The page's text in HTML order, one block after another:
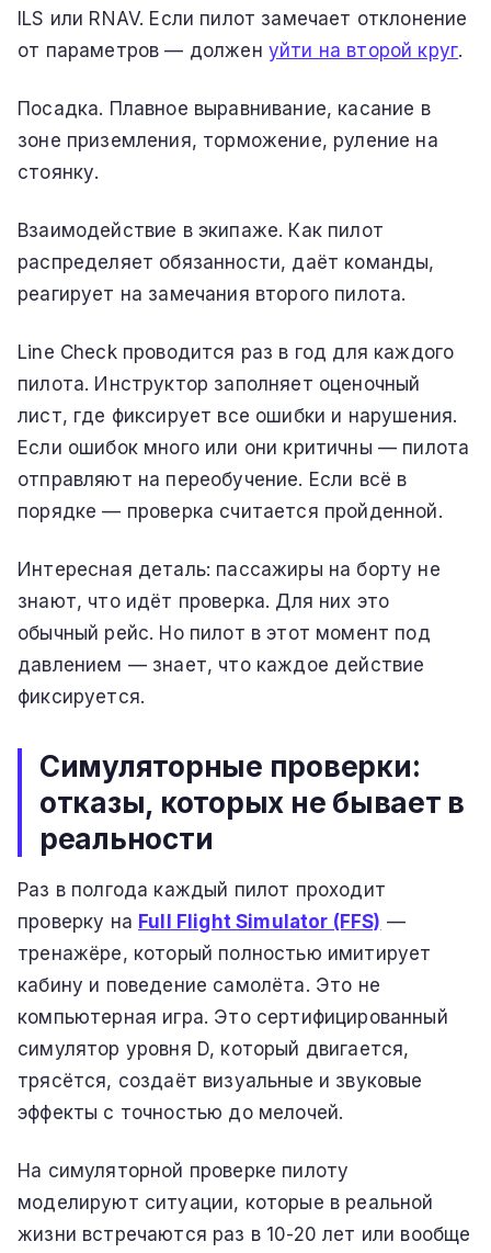
ILS или RNAV. Если пилот замечает отклонение
от параметров — должен уйти на второй круг.
Посадка. Плавное выравнивание, касание в
зоне приземления, торможение, руление на
стоянку.
Взаимодействие в экипаже. Как пилот
распределяет обязанности, даёт команды,
реагирует на замечания второго пилота.
Line Check проводится раз в год для каждого
пилота. Инструктор заполняет оценочный
лист, где фиксирует все ошибки и нарушения.
Если ошибок много или они критичны — пилота
отправляют на переобучение. Если всё в
порядке — проверка считается пройденной.
Интересная деталь: пассажиры на борту не
знают, что идёт проверка. Для них это
обычный рейс. Но пилот в этот момент под
давлением — знает, что каждое действие
фиксируется.
Симуляторные проверки:
отказы, которых не бывает в
реальности
Раз в полгода каждый пилот проходит
проверку на Full Flight Simulator (FFS) —
тренажёре, который полностью имитирует
кабину и поведение самолёта. Это не
компьютерная игра. Это сертифицированный
симулятор уровня D, который двигается,
трясётся, создаёт визуальные и звуковые
эффекты с точностью до мелочей.
На симуляторной проверке пилоту
моделируют ситуации, которые в реальной
жизни встречаются раз в 10-20 лет или вообще